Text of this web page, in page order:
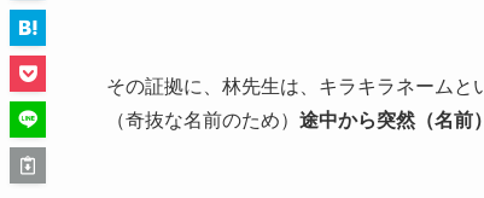
その証拠に、林先生は、キラキラネーム
（奇抜な名前のため） 途中から突然（名前